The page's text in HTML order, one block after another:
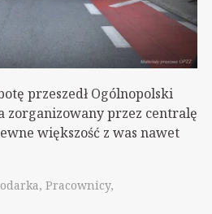
przeszedł Ogólnopolski
zorganizowany przez centralę
większość z was nawet
Pracownicy